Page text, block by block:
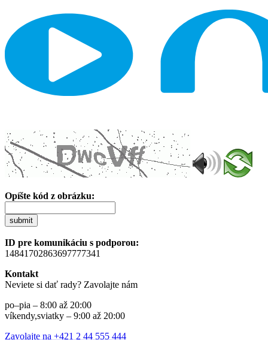
Opíšte kód z obrázku:
submit
ID pre komunikáciu s podporou:
14841702863697777341
Kontakt
Neviete si dať rady? Zavolajte nám
po–pia – 8:00 až 20:00
víkendy,sviatky – 9:00 až 20:00
Zavolajte na +421 2 44 555 444